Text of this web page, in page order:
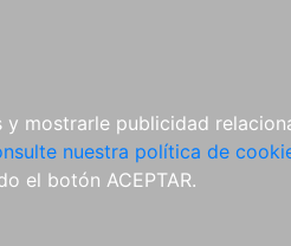
mostrarle publicidad
nuestra política de
el botón ACEPTAR.